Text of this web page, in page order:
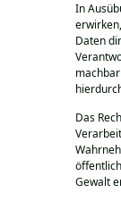
In
Daten
Das
Gewalt